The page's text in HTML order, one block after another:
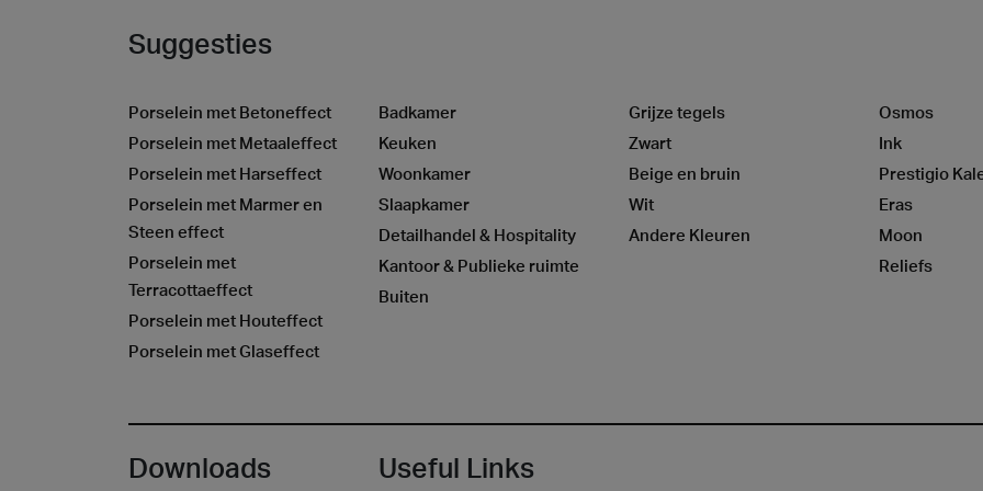
Suggesties
Porselein met Betoneffect
Porselein met Metaaleffect
Porselein met Harseffect
Porselein met Marmer en
Steen effect
Porselein met
Terracottaeffect
Porselein met Houteffect
Porselein met Glaseffect
Badkamer
Keuken
Woonkamer
Slaapkamer
Detailhandel & Hospitality
Kantoor & Publieke ruimte
Buiten
Grijze tegels
Zwart
Beige en bruin
Wit
Andere Kleuren
Osmos
Ink
Prestigio
Eras
Moon
Reliefs
Downloads Useful Links